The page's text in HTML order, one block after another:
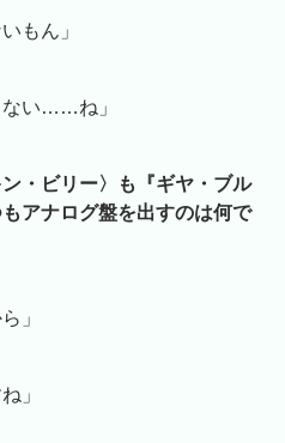
もん」
ない……ね」
・ビリー〉も『ギヤ・ブル
アナログ盤を出すのは何で
」
」